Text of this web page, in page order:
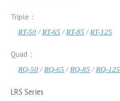
Triple：
RT-50/RT-65 /RT-85 /RT-125
Quad：
RQ-50/RQ-65 /RQ-85 /RQ-125
LRS Series